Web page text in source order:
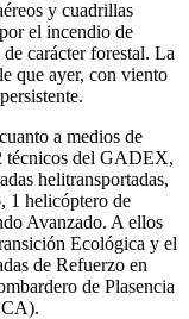
y cuadrillas
el incendio de
carácter forestal. La
que ayer, con viento
a medios de
técnicos del GADEX,
helitransportadas,
1 helicóptero de
Avanzado. A ellos
Ecológica y el
de Refuerzo en
de Plasencia